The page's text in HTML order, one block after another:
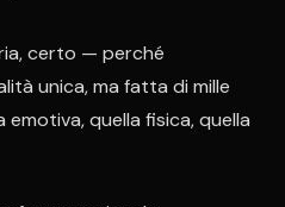
certo — perché
unica, ma fatta di mille
emotiva, quella fisica, quella